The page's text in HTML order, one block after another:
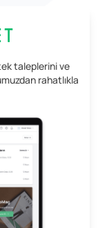
taleplerini ve
rahatlıkla